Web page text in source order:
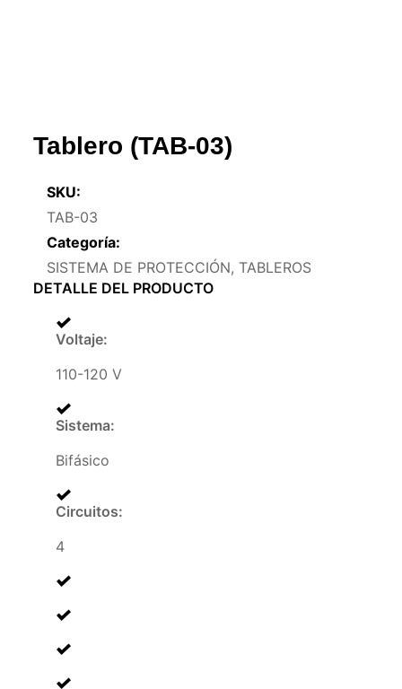
Tablero (TAB-03)
SKU:
TAB-03
Categoría:
SISTEMA DE PROTECCIÓN, TABLEROS
DETALLE DEL PRODUCTO
Voltaje:
110-120 V
Sistema:
Bifásico
Circuitos:
4